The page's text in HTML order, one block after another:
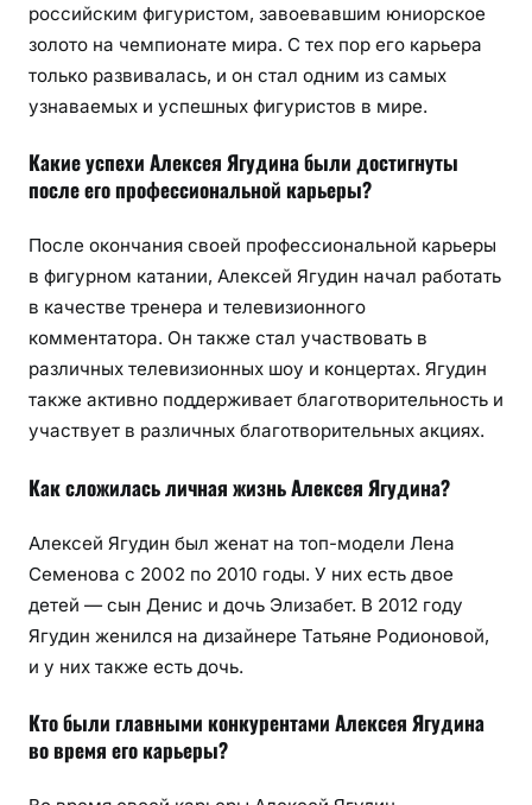
российским фигуристом, завоевавшим юниорское
золото на чемпионате мира. С тех пор его карьера
только развивалась, и он стал одним из самых
узнаваемых и успешных фигуристов в мире.
Какие успехи Алексея Ягудина были достигнуты
после его профессиональной карьеры?
После окончания своей профессиональной карьеры
в фигурном катании, Алексей Ягудин начал работать
в качестве тренера и телевизионного
комментатора. Он также стал участвовать в
различных телевизионных шоу и концертах. Ягудин
также активно поддерживает благотворительность и
участвует в различных благотворительных акциях.
Как сложилась личная жизнь Алексея Ягудина?
Алексей Ягудин был женат на топ-модели Лена
Семенова с 2002 по 2010 годы. У них есть двое
детей — сын Денис и дочь Элизабет. В 2012 году
Ягудин женился на дизайнере Татьяне Родионовой,
и у них также есть дочь.
Кто были главными конкурентами Алексея Ягудина
во время его карьеры?